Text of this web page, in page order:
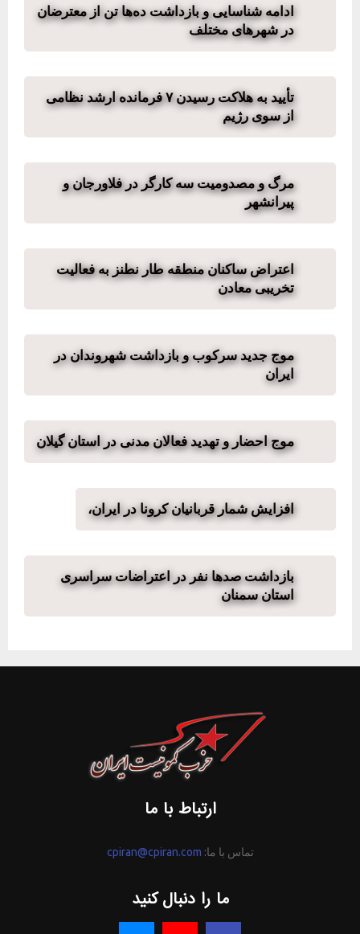
ادامه شناسایی و بازداشت ده‌ها تن از معترضان
در شهرهای مختلف
تأیید به هلاکت رسیدن ۷ فرمانده ارشد نظامی
از سوی رژیم
مرگ و مصدومیت سه کارگر در فلاورجان و
پیرانشهر
اعتراض ساکنان منطقه طار نطنز به فعالیت
تخریبی معادن
موج جدید سرکوب و بازداشت شهروندان در
ایران
موج احضار و تهدید فعالان مدنی در استان گیلان
افزایش شمار قربانیان کرونا در ایران،
بازداشت صدها نفر در اعتراضات سراسری
استان سمنان
ارتباط با ما
تماس با ما: cpiran@cpiran.com
ما را دنبال کنید